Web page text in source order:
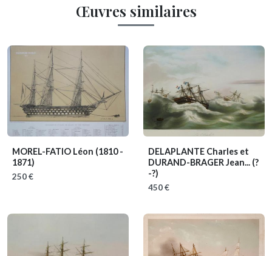
Œuvres similaires
MOREL-FATIO Léon (1810 -
1871)
250 €
DELAPLANTE Charles et
DURAND-BRAGER Jean... (?
-?)
450 €